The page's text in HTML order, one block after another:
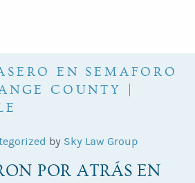
EN SEMAFORO
COUNTY |
by Sky Law Group
POR ATRÁS EN